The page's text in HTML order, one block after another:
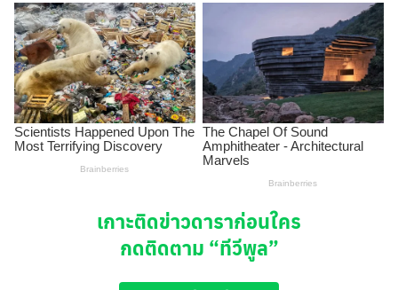
เกาะติดข่าวดาราก่อนใคร
กดติดตาม “ทีวีพูล”